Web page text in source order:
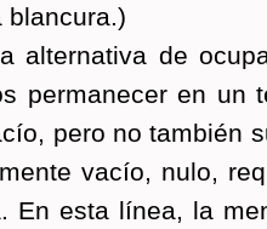
blan­cu­ra.)
al­ter­na­ti­va de
per­ma­ne­cer en un
pero no tam­bién
vacío, nulo,
En esta línea, la